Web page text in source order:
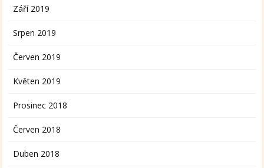
Září 2019
Srpen 2019
Červen 2019
Květen 2019
Prosinec 2018
Červen 2018
Duben 2018